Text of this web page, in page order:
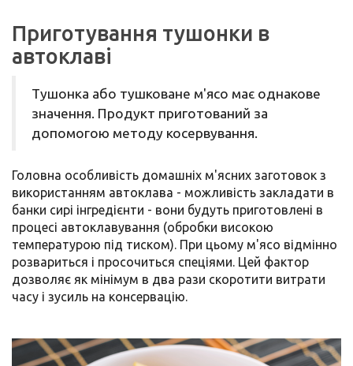
Приготування тушонки в
автоклаві
Тушонка або тушковане м'ясо має однакове
значення. Продукт приготований за
допомогою методу косервування.
Головна особливість домашніх м'ясних заготовок з
використанням автоклава - можливість закладати в
банки сирі інгредієнти - вони будуть приготовлені в
процесі автоклавування (обробки високою
температурою під тиском). При цьому м'ясо відмінно
розвариться і просочиться спеціями. Цей фактор
дозволяє як мінімум в два рази скоротити витрати
часу і зусиль на консервацію.